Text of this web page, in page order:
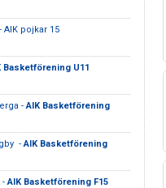
AIK pojkar 15
Basketförening U11
-AIK Basketförening
-AIK Basketförening
-AIK Basketförening F15